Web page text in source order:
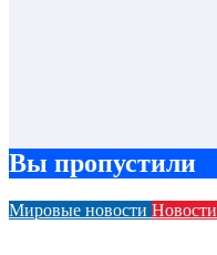
Вы пропустили
Мировые новости Новости